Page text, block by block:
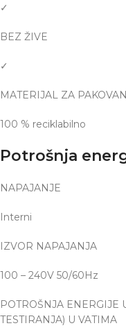
✓
BEZ ŽIVE
✓
MATERIJAL ZA
100 % reciklabilno
Potrošnja
NAPAJANJE
Interni
IZVOR NAPAJANJA
100 – 240V 50/60Hz
POTROŠNJA ENERGIJE
TESTIRANJA) U VATIMA